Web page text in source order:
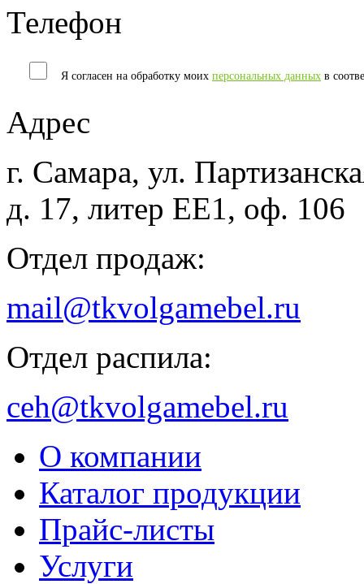
Телефон
Я согласен на обработку моих персональных данных в
Адрес
г. Самара, ул.
д. 17, литер ЕЕ1, оф. 106
Отдел продаж:
mail@tkvolgamebel.ru
Отдел распила:
ceh@tkvolgamebel.ru
О компании
Каталог продукции
Прайс-листы
Услуги